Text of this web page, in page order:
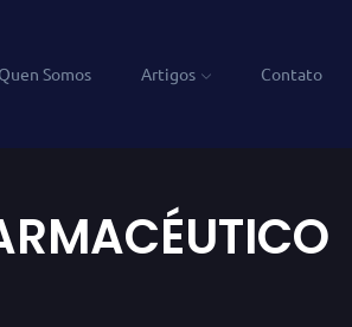
Quen Somos Artigos Contato